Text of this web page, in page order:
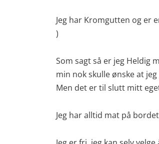
Jeg har Kromgutten og er
)
Som sagt så er jeg Heldig
min nok skulle ønske at
Men det er til slutt mitt
Jeg har alltid mat på